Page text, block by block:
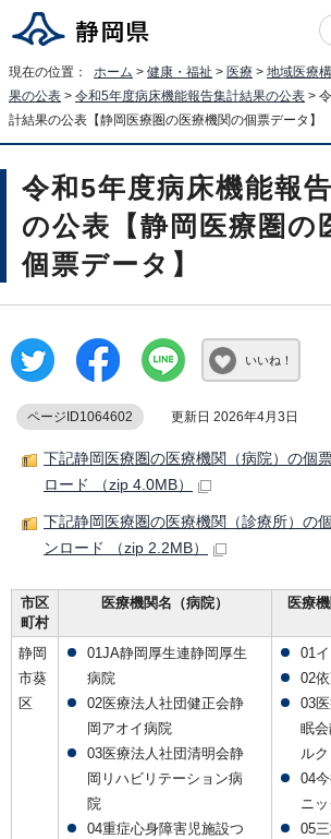
現在の位置： ホーム > 健康・福祉 > 医療 > 地域医療
果の公表 > 令和5年度病床機能報告集計結果の公表 >
計結果の公表【静岡医療圏の医療機関の個票データ】
令和5年度病床機能報
の公表【静岡医療圏の
個票データ】
いいね！
ページID1064602 更新日 2026年4月3日
下記静岡医療圏の医療機関（病院）の個
ロード （zip 4.0MB）
下記静岡医療圏の医療機関（診療所）の
ンロード （zip 2.2MB）
市区
町村
医療機関名（病院） 医療
静岡
市葵
区
01JA静岡厚生連静岡厚生
病院
02医療法人社団健正会静
岡アオイ病院
03医療法人社団清明会静
岡リハビリテーション病
院
04重症心身障害児施設つ
01
02
03
眠
ル
04
ニッ
05